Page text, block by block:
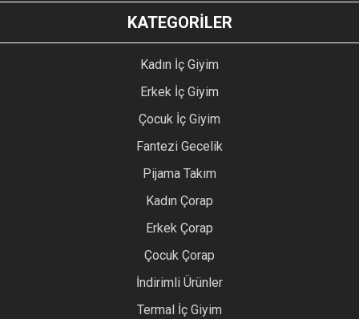
KATEGORİLER
Kadın İç Giyim
Erkek İç Giyim
Çocuk İç Giyim
Fantezi Gecelik
Pijama Takım
Kadın Çorap
Erkek Çorap
Çocuk Çorap
İndirimli Ürünler
Termal İç Giyim